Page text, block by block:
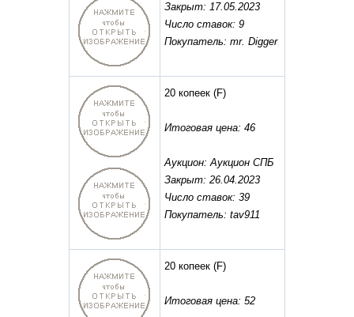
Закрыт: 17.05.2023
Число ставок: 9
Покупатель: mr. Digger
20 копеек (F)
Итоговая цена: 46
Аукцион: Аукцион СПБ
Закрыт: 26.04.2023
Число ставок: 39
Покупатель: tav911
20 копеек (F)
Итоговая цена: 52